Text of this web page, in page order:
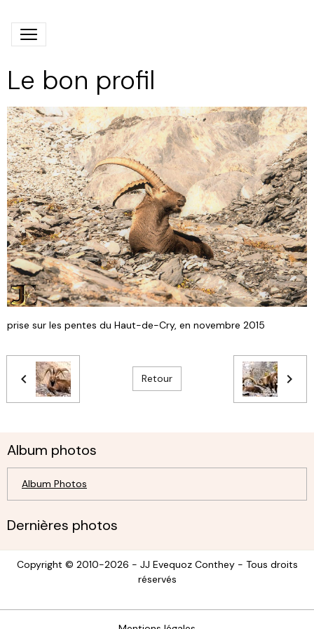
Le bon profil
prise sur les pentes du Haut-de-Cry, en novembre 2015
Retour
Album photos
Album Photos
Dernières photos
Copyright © 2010-2026 - JJ Evequoz Conthey - Tous droits
réservés